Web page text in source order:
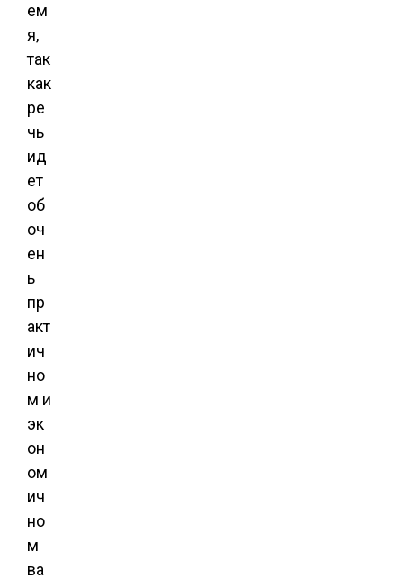
ем
я,
так
как
ре
чь
ид
ет
об
оч
ен
ь
пр
акт
ич
но
м и
эк
он
ом
ич
но
м
ва